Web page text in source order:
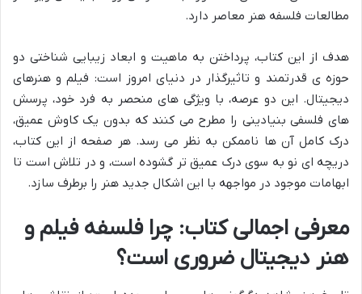
مطالعات فلسفه هنر معاصر دارد.
هدف از این کتاب، پرداختن به ماهیت و ابعاد زیبایی شناختی دو
حوزه ی قدرتمند و تاثیرگذار در دنیای امروز است: فیلم و هنرهای
دیجیتال. این دو عرصه، با ویژگی های منحصر به فرد خود، پرسش
های فلسفی بنیادینی را مطرح می کنند که بدون یک کاوش عمیق،
درک کامل آن ها ناممکن به نظر می رسد. هر صفحه از این کتاب،
دریچه ای نو به سوی درک عمیق تر گشوده است، و در تلاش است تا
ابهامات موجود در مواجهه با این اشکال جدید هنر را برطرف سازد.
معرفی اجمالی کتاب: چرا فلسفه فیلم و
هنر دیجیتال ضروری است؟